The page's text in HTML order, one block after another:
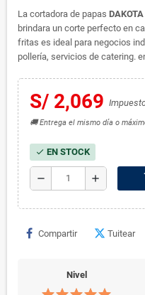
La cortadora de papas DAKOTA
brindara un corte perfecto en
fritas es ideal para negocios
pollería, servicios de catering.
S/ 2,069
🚚 Entrega el mismo día o
check EN STOCK
remove add
Compartir Tuitear
Nivel